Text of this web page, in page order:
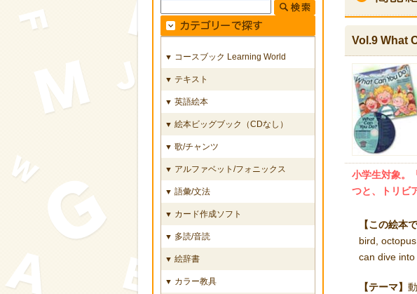
▼ コースブック Learning World
▼ テキスト
▼ 英語絵本
▼ 絵本ビッグブック（CDなし）
▼ 歌/チャンツ
▼ アルファベット/フォニックス
▼ 語彙/文法
▼ カード作成ソフト
▼ 多読/音読
▼ 絵辞書
▼ カラー教具
Vol.9 What
小学生対象。
つと、トリビ
【この絵本
bird,
can dive into
【テーマ】